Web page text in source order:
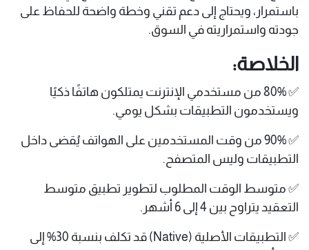
باستمرار، ويحتاج إلى دعم تقني وخطة واضحة للحفاظ على
جودته واستمراريته في السوق.
الخلاصة:
✅ 80% من مستخدمي الإنترنت يمتلكون هاتفًا ذكيًا
ويستخدمون التطبيقات بشكل يومي.
✅ 90% من وقت المستخدمين على الهواتف يُقضى داخل
التطبيقات وليس المتصفح.
✅ متوسط الوقت المطلوب لتطوير تطبيق متوسط
التعقيد يتراوح بين 4 إلى 6 أشهر.
✅ التطبيقات الأصلية (Native) قد تكلف بنسبة 30% إلى